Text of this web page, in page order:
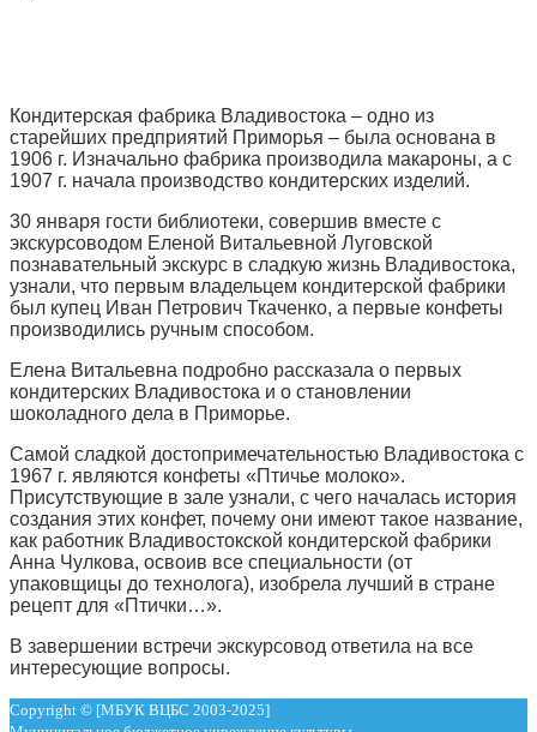
Кондитерская фабрика Владивостока – одно из
старейших предприятий Приморья – была основана в
1906 г. Изначально фабрика производила макароны, а с
1907 г. начала производство кондитерских изделий.
30 января гости библиотеки, совершив вместе с
экскурсоводом Еленой Витальевной Луговской
познавательный экскурс в сладкую жизнь Владивостока,
узнали, что первым владельцем кондитерской фабрики
был купец Иван Петрович Ткаченко, а первые конфеты
производились ручным способом.
Елена Витальевна подробно рассказала о первых
кондитерских Владивостока и о становлении
шоколадного дела в Приморье.
Самой сладкой достопримечательностью Владивостока с
1967 г. являются конфеты «Птичье молоко».
Присутствующие в зале узнали, с чего началась история
создания этих конфет, почему они имеют такое название,
как работник Владивостокской кондитерской фабрики
Анна Чулкова, освоив все специальности (от
упаковщицы до технолога), изобрела лучший в стране
рецепт для «Птички…».
В завершении встречи экскурсовод ответила на все
интересующие вопросы.
Copyright © [МБУК ВЦБС 2003-2025]